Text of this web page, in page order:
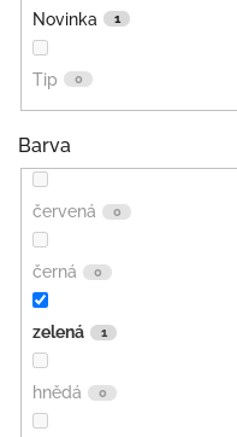
Novinka 1
Tip 0
Barva
červená 0
černá 0
zelená 1
hnědá 0